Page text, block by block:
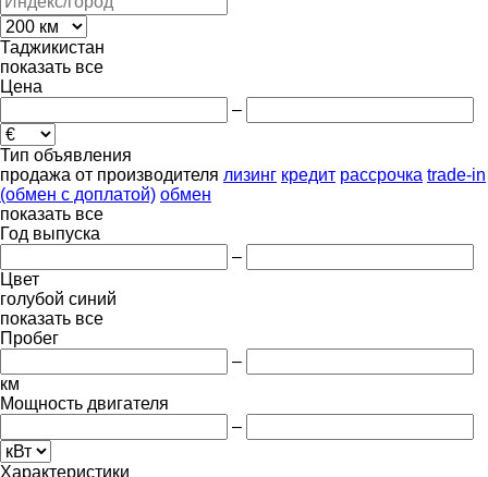
Таджикистан
показать все
Цена
–
Тип объявления
продажа от производителя лизинг кредит рассрочка trade-in
(обмен с доплатой) обмен
показать все
Год выпуска
–
Цвет
голубой синий
показать все
Пробег
–
км
Мощность двигателя
–
Характеристики